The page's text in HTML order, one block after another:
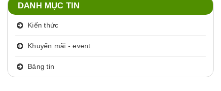
DANH MỤC TIN
Kiến thức
Khuyến mãi - event
Bảng tin